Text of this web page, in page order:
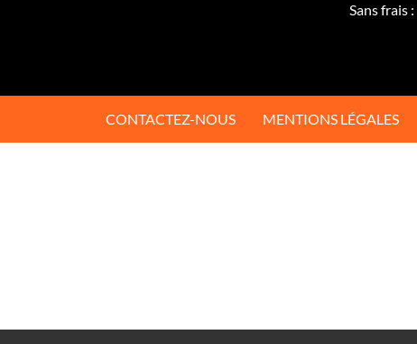
Sans frais :
CONTACTEZ-NOUS MENTIONS LÉGALES